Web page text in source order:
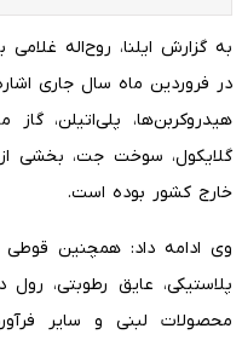
به گزارش ایلنا، روح‌اله
در فروردین ماه سال جاری
هیدروکربن‌ها، پلی‌اتیلن،
گلایکول، سوخت جت، بخشی از
خارج کشور بوده است.
وی ادامه داد: همچنین
پلاستیکی، عایق رطوبتی، رول
محصولات لبنی و سایر